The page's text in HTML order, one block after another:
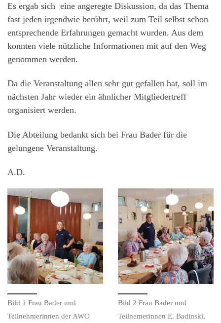
Es ergab sich eine angeregte Diskussion, da das Thema
fast jeden irgendwie berührt, weil zum Teil selbst schon
entsprechende Erfahrungen gemacht wurden. Aus dem
konnten viele nützliche Informationen mit auf den Weg
genommen werden.
Da die Veranstaltung allen sehr gut gefallen hat, soll im
nächsten Jahr wieder ein ähnlicher Mitgliedertreff
organisiert werden.
Die Abteilung bedankt sich bei Frau Bader für die
gelungene Veranstaltung.
A.D.
Bild 1 Frau Bader und
Teilnehmerinnen der AWO
Bild 2 Frau Bader und
Teilnemerinnen E. Badinski,